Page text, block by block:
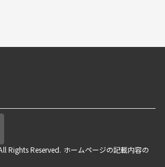
Rights Reserved. ホームページの記載内容の